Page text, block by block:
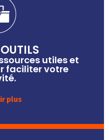
utiles et
faciliter votre
plus